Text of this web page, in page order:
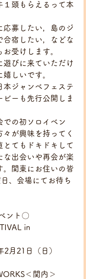
１頭もらえるって本
応募したい，島のジ
合宿したい，などな
受けします。
遊びに来ていただけ
しいです。
本ジャンベフェステ
ビーも先行公開しま
での初ソロイベン
々が興味を持ってく
とてもドキドキして
な出会いや再会が楽
。関東にお住いの皆
、会場にてお待ち
ント〇
in
月21日（日）
＜関内＞